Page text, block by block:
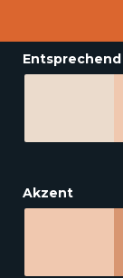
Entsprechend
Akzent